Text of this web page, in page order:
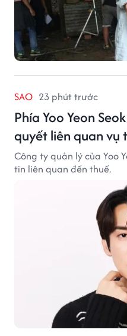
SAO 23 phút trước
Phía Yoo Yeon
quyết liên quan vụ
Công ty quản lý của Yoo
tin liên quan đến thuế.